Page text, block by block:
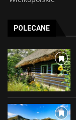
POLECANE